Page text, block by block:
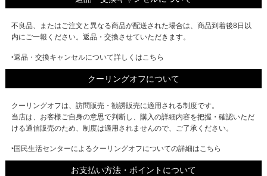
不良品、またはご注文と異なる商品が配送された場合は、商品到着後8日以
内にご一報ください。返品・交換させていただきます。
‣返品・交換キャンセルについて詳しくはこちら
クーリングオフについて
クーリングオフは、訪問販売・勧誘販売に適用される制度です。
当店は、お客様ご自身の意思で判断し、購入の詳細内容を把握・確認いただ
ける通信販売のため、制度は適用されませんので、ご了承ください。
‣国民生活センターによるクーリングオフについての詳細はこちら
お支払い方法・ポイントについて